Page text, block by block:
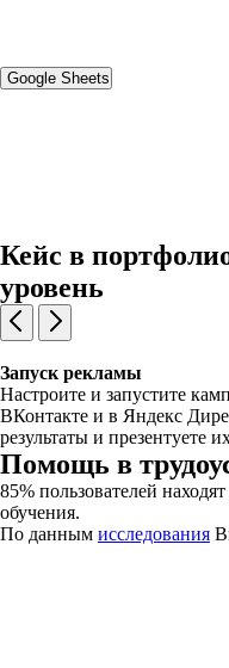
Google Sheets
Кейс в
уровень
Запуск рекламы
Настроите и запустите
ВКонтакте и в Яндекс
результаты и презентуете
Помощь в
85% пользователей
обучения.
По данным исследования